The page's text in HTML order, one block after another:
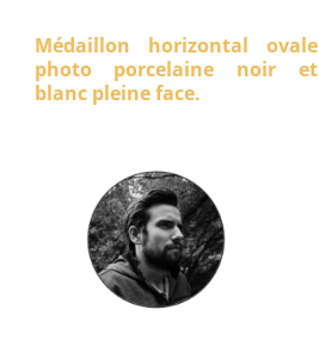
Médaillon horizontal ovale
photo porcelaine noir et
blanc pleine face.